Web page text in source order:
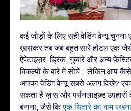
कई जोड़ों के लिए सही वेडिंग वेन्यू चुनना
ख़ासकर तब जब बहुत सारे होटल एक
ऐपेटाइज़र, ड्रिंक, गुब्बारे और अन्य
विकल्पों के बारे में सोचें। लेकिन आप
आपका वेडिंग वेन्यू सबसे अलग दिखे? एक
सकता है ख़ास और पर्सनलाइज़्ड
बनाना, जैसे किएक सितारे का नाम रखना